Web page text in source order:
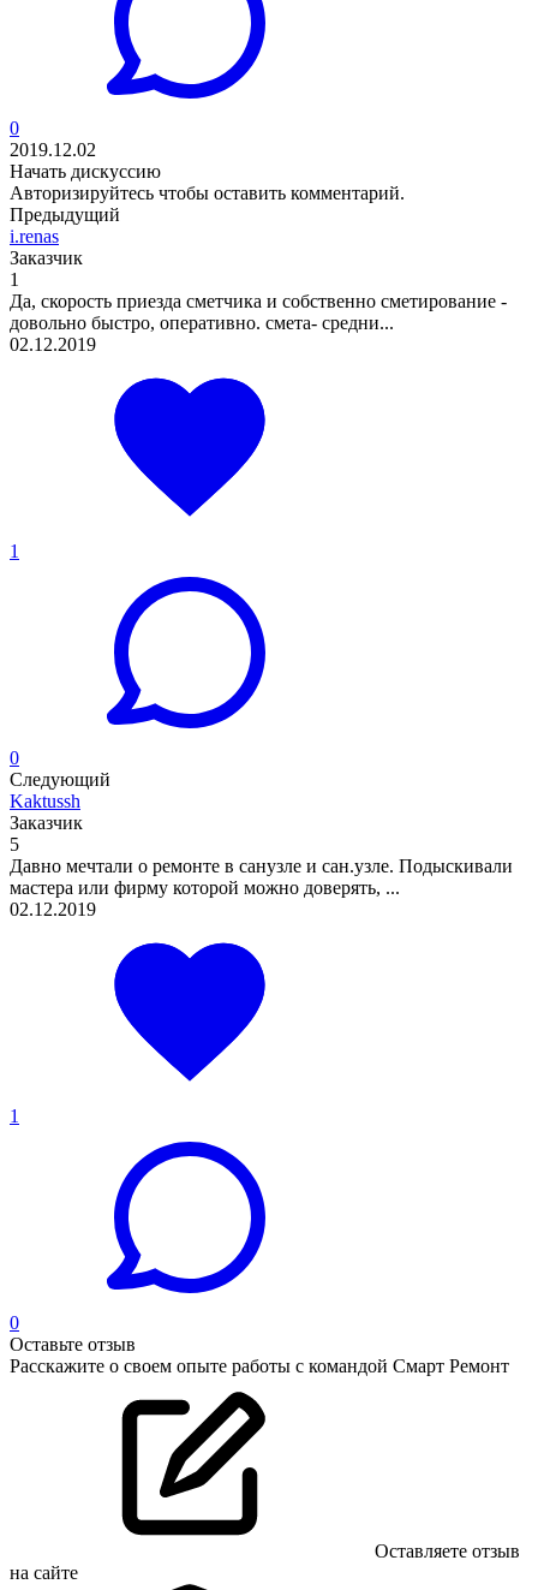
0
2019.12.02
Начать дискуссию
Авторизируйтесь чтобы оставить комментарий.
Предыдущий
i.renas
Заказчик
1
Да, скорость приезда сметчика и собственно сметирование -
довольно быстро, оперативно. смета- средни...
02.12.2019
1
0
Следующий
Kaktussh
Заказчик
5
Давно мечтали о ремонте в санузле и сан.узле. Подыскивали
мастера или фирму которой можно доверять, ...
02.12.2019
1
0
Оставьте отзыв
Расскажите о своем опыте работы с командой Смарт Ремонт
Оставляете отзыв
на сайте